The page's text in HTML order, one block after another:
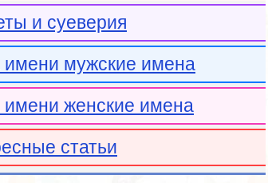
и суеверия
имени мужские имена
имени женские имена
статьи